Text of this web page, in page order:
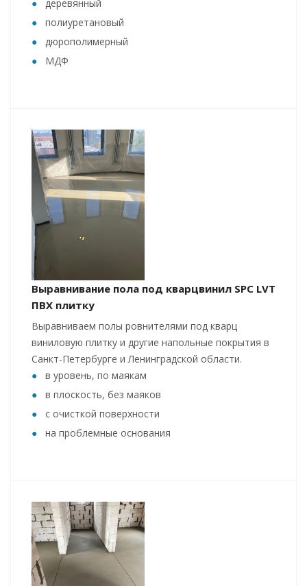
деревянный
полиуретановый
дюрополимерный
МДФ
Выравнивание пола под кварцвинил SPC LVT
ПВХ плитку
Выравниваем полы ровнителями под кварц
виниловую плитку и другие напольные покрытия в
Санкт-Петербурге и Ленинградской области.
в уровень, по маякам
в плоскость, без маяков
с очисткой поверхности
на проблемные основания